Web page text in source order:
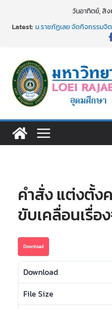
วันอาทิตย์, สิ
Latest:ม.ราชภัฏเลย จัดกิจกรรมจิ
เงินรายได้
ม.ราชภัฏเลย จัดมหกรรมวิช
นักเรียนมัธยมปลายค้นหาส
อธิการบดี มรภ.เลย ร่วมปร
ประจำปีงบประมาณ พ.ศ.
๑,๙๗๒ ชุด โดยวิธีเฉพาะเจาะ
คำสั่ง แต่งตั้ง
ขับเคลื่อนเรื่อ
Download
Download
File Size